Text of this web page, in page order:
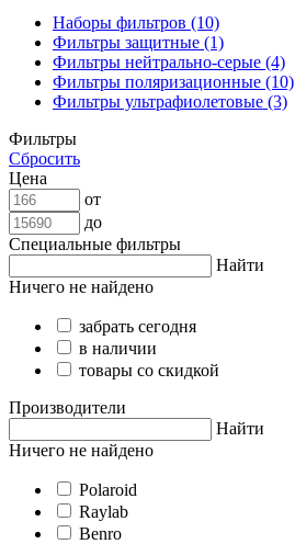
Наборы фильтров (10)
Фильтры защитные (1)
Фильтры нейтрально-серые (4)
Фильтры поляризационные (10)
Фильтры ультрафиолетовые (3)
Фильтры
Сбросить
Цена
от
до
Специальные фильтры
Найти
Ничего не найдено
забрать сегодня
в наличии
товары со скидкой
Производители
Найти
Ничего не найдено
Polaroid
Raylab
Benro